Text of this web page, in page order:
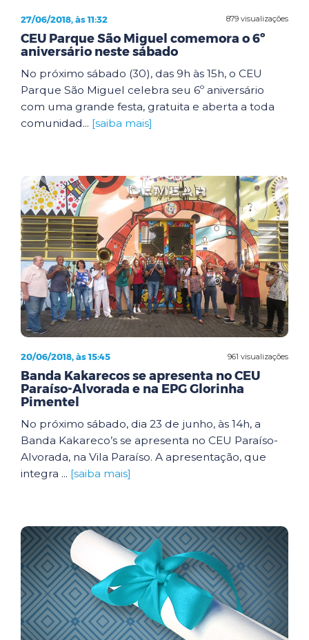
879 visualizações
27/06/2018, às 11:32
CEU Parque São Miguel comemora o 6º
aniversário neste sábado
No próximo sábado (30), das 9h às 15h, o CEU
Parque São Miguel celebra seu 6º aniversário
com uma grande festa, gratuita e aberta a toda
comunidad... [saiba mais]
961 visualizações
20/06/2018, às 15:45
Banda Kakarecos se apresenta no CEU
Paraíso-Alvorada e na EPG Glorinha
Pimentel
No próximo sábado, dia 23 de junho, às 14h, a
Banda Kakareco’s se apresenta no CEU Paraíso-
Alvorada, na Vila Paraíso. A apresentação, que
integra ... [saiba mais]